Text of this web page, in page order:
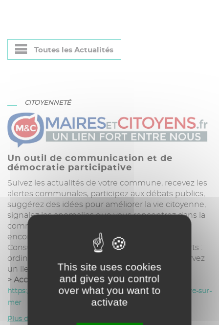
Toutes les Actualités
CITOYENNETÉ
Un outil de communication et de
démocratie participative
Suivez les actualités de votre commune, recevez les
alertes communales, participez aux débats publics,
suggérez des idées pour améliorer la vie citoyenne,
signalez les anomalies que vous rencontrez dans la
commune, donnez votre opinion et bien plus
encore...
Consultez MairesetCitoyens sur tous vos supports :
ordinateurs, tablettes et smartphones et conservez
un lien permanent avec votre maire.
> Accédez à la plateforme Maire et Citoyens :
https://mairesetcitoyens.fr/commune?ville=var-cavalaire-sur-
mer
Plus d'informations
This site uses cookies
and gives you control
over what you want to
activate